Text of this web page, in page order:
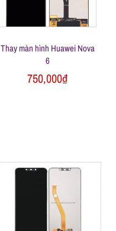
Thay màn hình Huawei Nova
6
750,000₫